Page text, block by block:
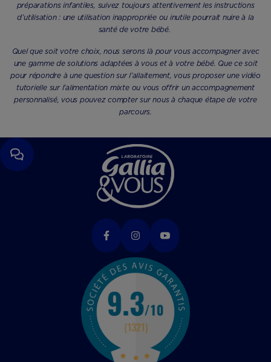
préparations infantiles, suivez toujours attentivement les instructions
d’utilisation : une utilisation inappropriée ou inutile pourrait nuire à la
santé de votre bébé.
Quel que soit votre choix, nous serons là pour vous accompagner avec
une gamme de solutions adaptées à vous et à votre bébé. Que ce soit
pour répondre à une question sur l’allaitement, vous proposer une vidéo
tutorielle sur l’alimentation mixte ou vous offrir un accompagnement
personnalisé, vous pouvez compter sur nous à chaque étape de votre
parcours.